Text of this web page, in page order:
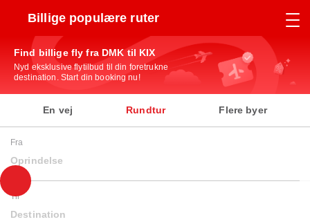
Billige populære ruter
Find billige fly fra DMK til KIX
Nyd eksklusive flytilbud til din foretrukne
destination. Start din booking nu!
En vej Rundtur Flere byer
Fra
Oprindelse
Til
Destination